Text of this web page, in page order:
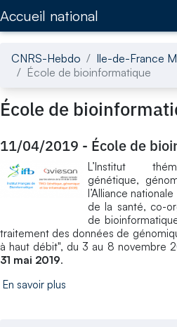
Accueil national
CNRS-Hebdo Ile-de-France
École de bioinformatique
École de
11/04/2019 - École de
L’Institut
génétique,
l’Alliance
de la santé, co-
de
traitement des données de
à haut débit", du 3 au 8 novembre
31 mai 2019.
En savoir plus